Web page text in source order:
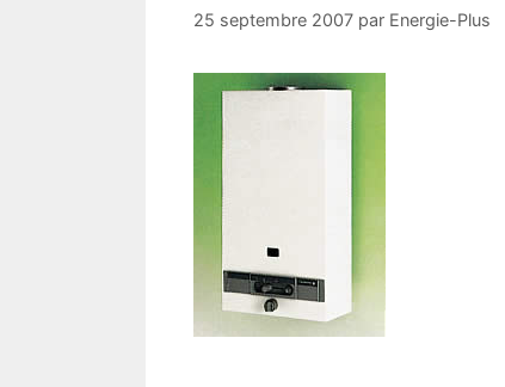
25 septembre 2007 par Energie-Plus